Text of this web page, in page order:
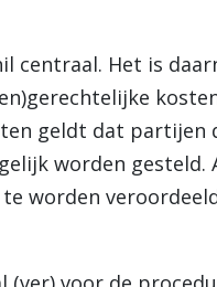
centraal. Het is
geldt dat partijen
worden gesteld.
worden